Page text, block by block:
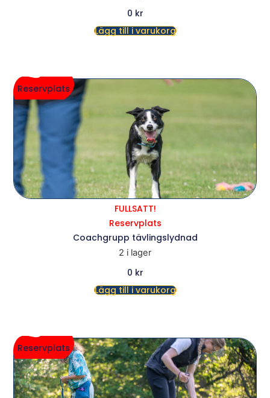
0 kr
Lägg till i varukorg
Reservplats
FULLSATT!
Reservplats
Coachgrupp tävlingslydnad
2 i lager
0 kr
Lägg till i varukorg
Reservplats